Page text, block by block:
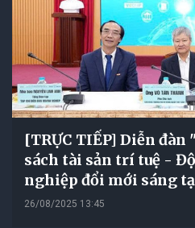
[TRỰC TIẾP] Diễn
sách tài sản trí tuệ -
nghiệp đổi mới sáng
26/08/2025 13:45